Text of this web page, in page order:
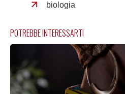
biologia
POTREBBE INTERESSARTI